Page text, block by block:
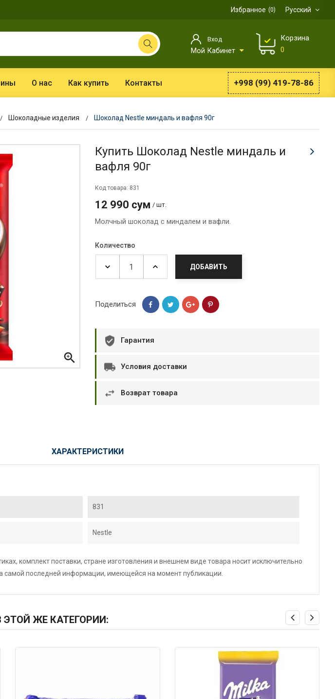
Русский
Избранное 0
Вход
Мой Кабинет
Корзина
0
О нас Как купить Контакты +998 (99) 419-78-86
Кузяева
сделала заказ, все
назначенного
Анвар, спасибо ему!
Тимур B.Д.
Оформляют заказ и доставляют
Шоколадные изделия Шоколад Nestle миндаль и вафля 90г

Купить Шоколад Nestle миндаль и
вафля 90г
Код товара: 831
12 990 сум / шт.
Молчный шоколад с миндалем и вафли.
Количество
ДОБАВИТЬ
Поделиться
Гарантия
Условия доставки
Возврат товара
ХАРАКТЕРИСТИКИ
831
Nestle
комплект поставки, стране изготовления и внешнем виде товара носит исключительно
самой последней информации, имеющейся на момент публикации.
ЖЕ КАТЕГОРИИ:
Код: 1490